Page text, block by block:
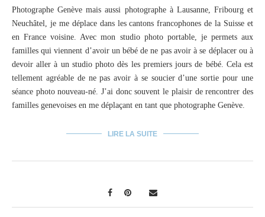
Photographe Genève mais aussi photographe à Lausanne, Fribourg et
Neuchâtel, je me déplace dans les cantons francophones de la Suisse et
en France voisine. Avec mon studio photo portable, je permets aux
familles qui viennent d’avoir un bébé de ne pas avoir à se déplacer ou à
devoir aller à un studio photo dès les premiers jours de bébé. Cela est
tellement agréable de ne pas avoir à se soucier d’une sortie pour une
séance photo nouveau-né. J’ai donc souvent le plaisir de rencontrer des
familles genevoises en me déplaçant en tant que photographe Genève.
LIRE LA SUITE